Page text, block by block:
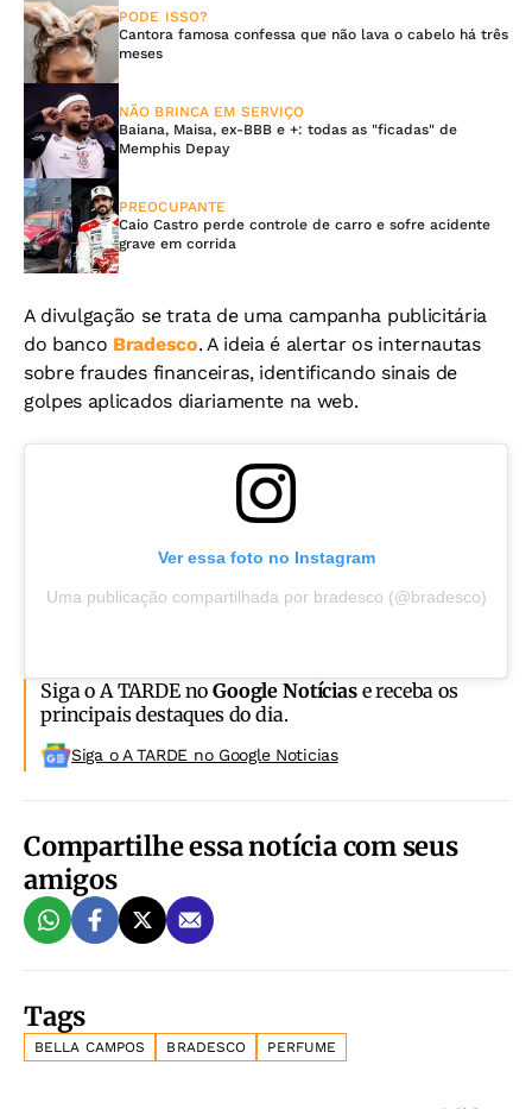
PODE ISSO?
Cantora famosa confessa que não lava o cabelo há três
meses
NÃO BRINCA EM SERVIÇO
Baiana, Maisa, ex-BBB e +: todas as "ficadas" de
Memphis Depay
PREOCUPANTE
Caio Castro perde controle de carro e sofre acidente
grave em corrida
A divulgação se trata de uma campanha publicitária
do banco Bradesco. A ideia é alertar os internautas
sobre fraudes financeiras, identificando sinais de
golpes aplicados diariamente na web.
Ver essa foto no Instagram
Uma publicação compartilhada por bradesco (@bradesco)
Siga o A TARDE noGoogle Notíciase receba os
principais destaques do dia.
Siga o A TARDE no Google Noticias
Compartilhe essa notícia com seus
amigos
Tags
BELLA CAMPOS BRADESCO PERFUME